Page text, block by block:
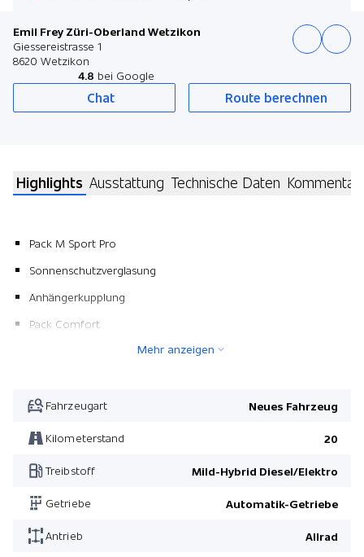
Emil Frey Züri-Oberland Wetzikon
Giessereistrasse 1
8620 Wetzikon
4.8 bei Google
Chat Route berechnen
Highlights Ausstattung Technische Daten Kommentar
Pack M Sport Pro
Sonnenschutzverglasung
Anhängerkupplung
Pack Comfort
Parking Assistant Professional
Metallic-Lackierung
Pack M Sport
Driving Assistant Professional
Mehr anzeigen
Fahrzeugart Neues Fahrzeug
Kilometerstand 20
Treibstoff Mild-Hybrid Diesel/Elektro
Getriebe Automatik-Getriebe
Antrieb Allrad